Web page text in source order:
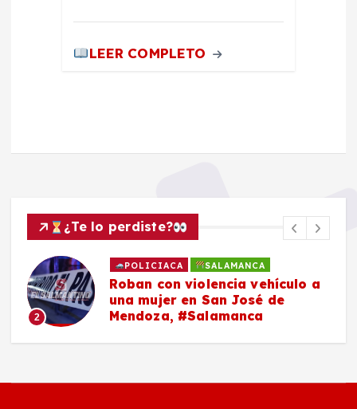
LEER COMPLETO
¿Te lo perdiste?
2
POLICIACA SALAMANCA
Roban con violencia vehículo a
una mujer en San José de
Mendoza, #Salamanca